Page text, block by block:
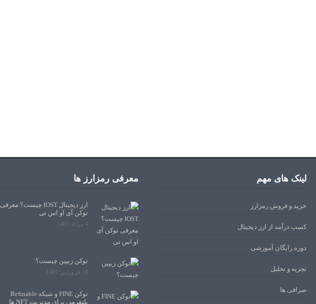
لینک های مهم
خرید و فروش رمزارز
کسب درآمد از ارز دیجیتال
دوره رایگان آموزشی
تجزیه و تحلیل
صرافی ها
معرفی رمزارز ها
ارز دیجیتال IOST چیست؟ معرفی
توکن آی او اس تی
4 مرداد 1401
توکن زیپین چیست؟
توکن FINE و شبکه Refinable
پلتفرمی برای مدیریت NFT ها